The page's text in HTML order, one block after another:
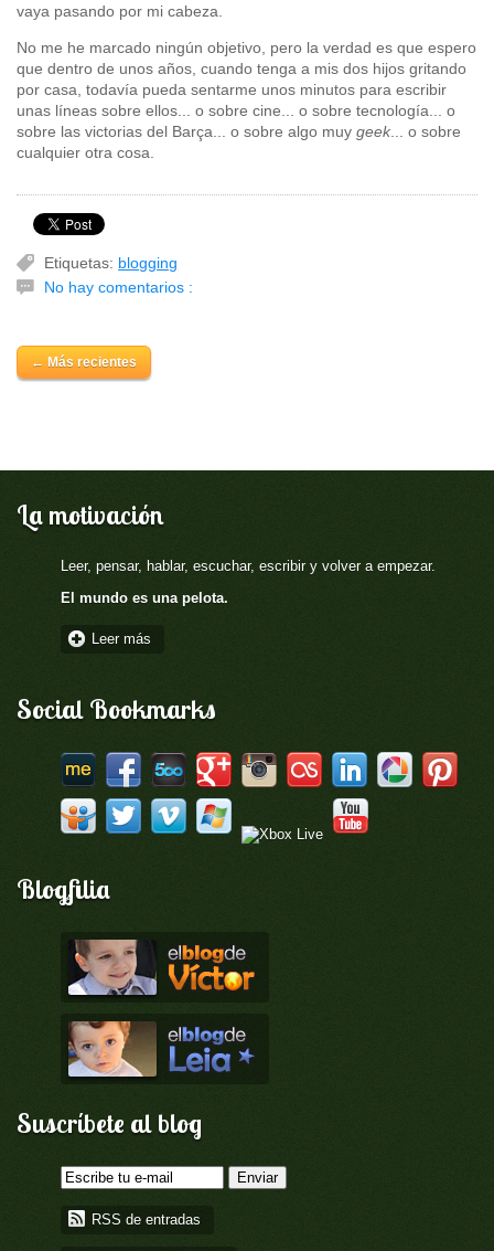
vaya pasando por mi cabeza.
No me he marcado ningún objetivo, pero la verdad es que espero
que dentro de unos años, cuando tenga a mis dos hijos gritando
por casa, todavía pueda sentarme unos minutos para escribir
unas líneas sobre ellos... o sobre cine... o sobre tecnología... o
sobre las victorias del Barça... o sobre algo muy geek ... o sobre
cualquier otra cosa.
Etiquetas: blogging
No hay comentarios :
← Más recientes
La motivación
Leer, pensar, hablar, escuchar, escribir y volver a empezar.
El mundo es una pelota.
Leer más
Social Bookmarks
Blogfilia
Suscríbete al blog
RSS de entradas